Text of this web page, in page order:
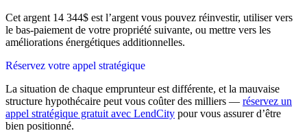
Cet argent 14 344$ est l’argent vous pouvez réinvestir, utiliser vers
le bas-paiement de votre propriété suivante, ou mettre vers les
améliorations énergétiques additionnelles.
Réservez votre appel stratégique
La situation de chaque emprunteur est différente, et la mauvaise
structure hypothécaire peut vous coûter des milliers — réservez un
appel stratégique gratuit avec LendCity pour vous assurer d’être
bien positionné.